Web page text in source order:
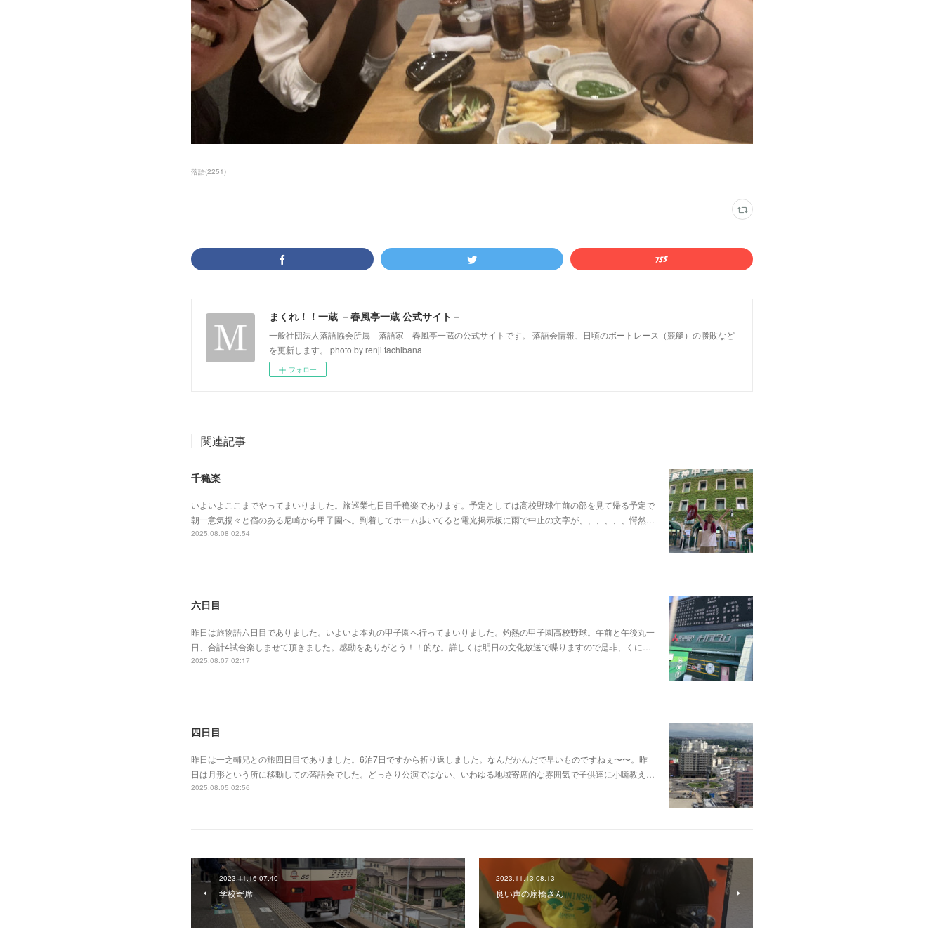
落語(2251)
まくれ！！一蔵 －春風亭一蔵 公式サイト－
一般社団法人落語協会所属 落語家 春風亭一蔵の公式サイトです。 落語会情報、日頃のボートレース（競艇）の勝敗など
を更新します。 photo by renji tachibana
フォロー
関連記事
千穐楽
いよいよここまでやってまいりました。旅巡業七日目千穐楽であります。予定としては高校野球午前の部を見て帰る予定で
朝一意気揚々と宿のある尼崎から甲子園へ。到着してホーム歩いてると電光掲示板に雨で中止の文字が、、、、、、愕然…
2025.08.08 02:54
六日目
昨日は旅物語六日目でありました。いよいよ本丸の甲子園へ行ってまいりました。灼熱の甲子園高校野球。午前と午後丸一
日、合計4試合楽しませて頂きました。感動をありがとう！！的な。詳しくは明日の文化放送で喋りますので是非、くに…
2025.08.07 02:17
四日目
昨日は一之輔兄との旅四日目でありました。6泊7日ですから折り返しました。なんだかんだで早いものですねぇ〜〜。昨
日は月形という所に移動しての落語会でした。どっさり公演ではない、いわゆる地域寄席的な雰囲気で子供達に小噺教え…
2025.08.05 02:56
2023.11.16 07:40
学校寄席
2023.11.13 08:13
良い声の扇橋さん